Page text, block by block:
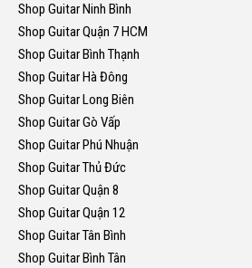
Shop Guitar Ninh Bình
Shop Guitar Quận 7 HCM
Shop Guitar Bình Thạnh
Shop Guitar Hà Đông
Shop Guitar Long Biên
Shop Guitar Gò Vấp
Shop Guitar Phú Nhuận
Shop Guitar Thủ Đức
Shop Guitar Quận 8
Shop Guitar Quận 12
Shop Guitar Tân Bình
Shop Guitar Bình Tân